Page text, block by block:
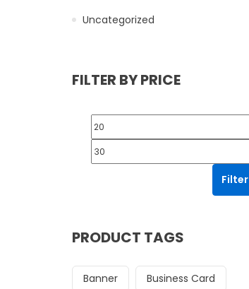
Uncategorized
FILTER BY PRICE
Min price
Filter
PRODUCT TAGS
Banner Business Card